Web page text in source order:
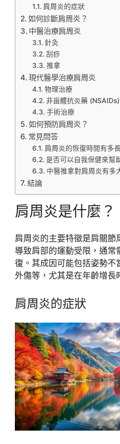
肩周炎的症狀
如何診斷肩周炎？
中醫治療肩周炎
針灸
刮痧
推拿
現代醫學治療肩周炎
物理治療
非甾體抗炎藥 (NSAIDs)
手術治療
如何預防肩周炎？
常見問答
肩周炎的恢復時間有多
是否可以自我保健來幫
中醫推拿對肩周炎有多
結論
肩周炎是什麼？
肩周炎的主要特徵是肩關節
導致肩部的運動受限，通常
復。其成因可能包括姿勢不
外傷等，尤其是在年齡增長
肩周炎的症狀